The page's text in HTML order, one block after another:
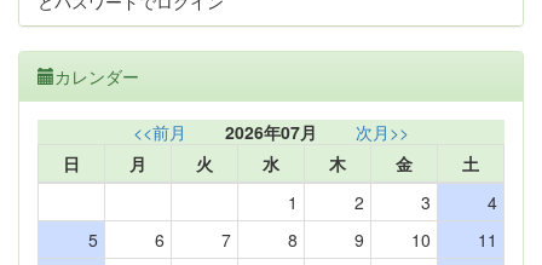
カレンダー
<<前月 2026年07月
次月>>
日
月 火 水 木 金
土
1
2 3
4
5
6 7 8 9 10
11